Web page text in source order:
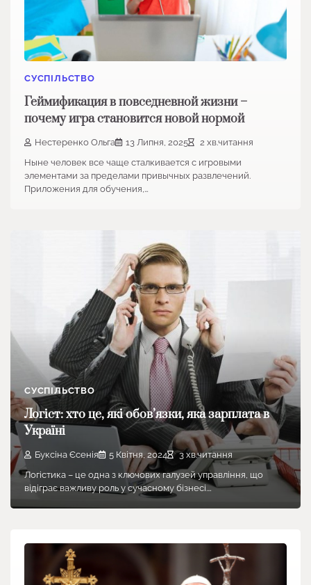
СУСПІЛЬСТВО
Геймификация в повседневной жизни –
почему игра становится новой нормой
Нестеренко Ольга 13 Липня, 2025
2 хв.читання
Ныне человек все чаще сталкивается с игровыми
элементами за пределами привычных развлечений.
Приложения для обучения,…
СУСПІЛЬСТВО
Логіст: хто це, які обов’язки, яка зарплата в
Україні
Буксіна Єсенія 5 Квітня, 2024
3 хв.читання
Логістика – це одна з ключових галузей управління, що
відіграє важливу роль у сучасному бізнесі.…